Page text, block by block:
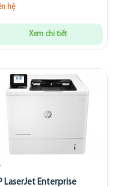
hệ
Xem chi tiết
LaserJet Enterprise